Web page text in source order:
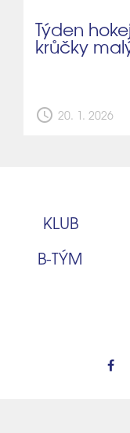
Týden
krůčky
schedule 20. 1. 2026
KLUB
B‑TÝM